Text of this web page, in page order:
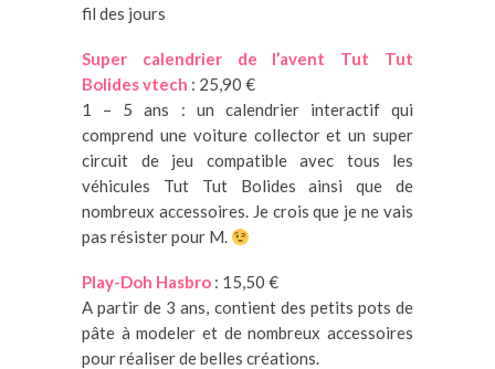
fil des jours
Super calendrier de l’avent Tut Tut
Bolides vtech : 25,90 €
1 – 5 ans : un calendrier interactif qui
comprend une voiture collector et un super
circuit de jeu compatible avec tous les
véhicules Tut Tut Bolides ainsi que de
nombreux accessoires. Je crois que je ne vais
pas résister pour M.
Play-Doh Hasbro : 15,50 €
A partir de 3 ans, contient des petits pots de
pâte à modeler et de nombreux accessoires
pour réaliser de belles créations.